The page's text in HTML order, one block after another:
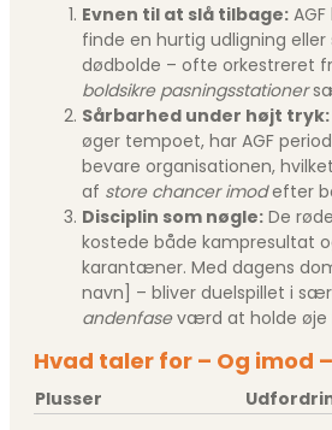
Evnen til at slå tilbage:
finde en hurtig udligning eller
dødbolde – ofte orkestreret
boldsikre pasningsstationer
Sårbarhed under højt tryk:
øger tempoet, har AGF
bevare organisationen,
af store chancer imodefter
Disciplin som nøgle: De
kostede både kampresultat
karantæner. Med dagens
navn] – bliver duelspillet i
andenfaseværd at holde øje
Hvad taler for – Og imod
Plusser